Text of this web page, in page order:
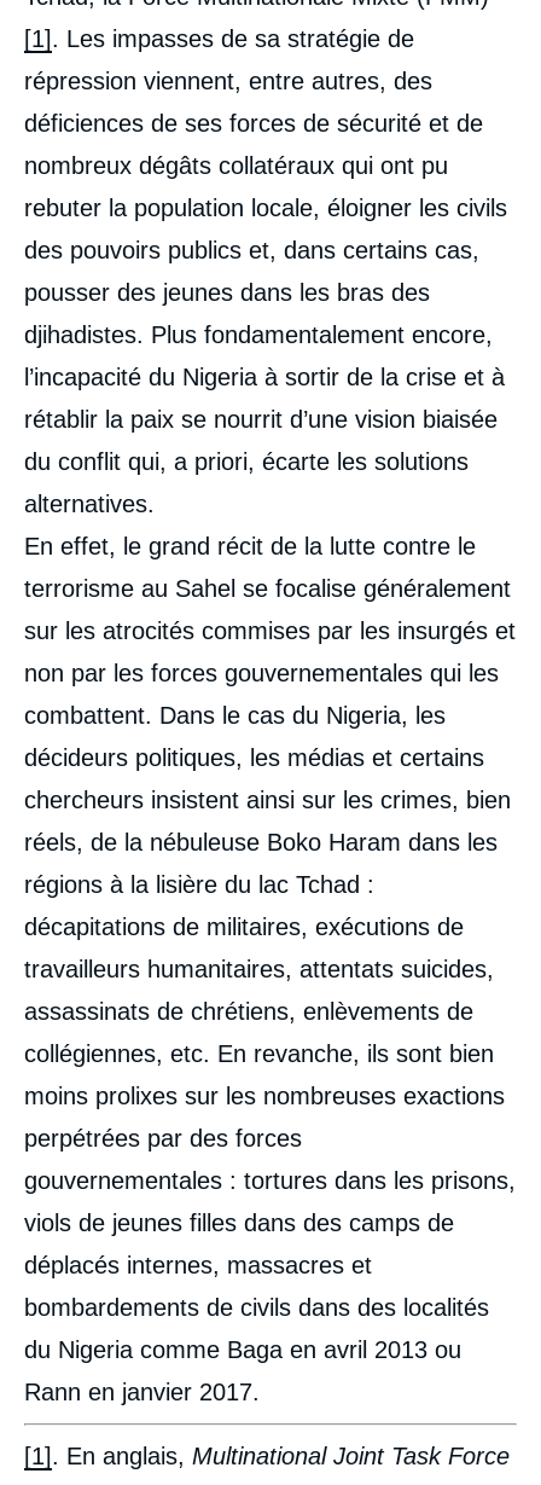
[1]. Les impasses de sa stratégie de
répression viennent, entre autres, des
déficiences de ses forces de sécurité et de
nombreux dégâts collatéraux qui ont pu
rebuter la population locale, éloigner les civils
des pouvoirs publics et, dans certains cas,
pousser des jeunes dans les bras des
djihadistes. Plus fondamentalement encore,
l’incapacité du Nigeria à sortir de la crise et à
rétablir la paix se nourrit d’une vision biaisée
du conflit qui, a priori, écarte les solutions
alternatives.
En effet, le grand récit de la lutte contre le
terrorisme au Sahel se focalise généralement
sur les atrocités commises par les insurgés et
non par les forces gouvernementales qui les
combattent. Dans le cas du Nigeria, les
décideurs politiques, les médias et certains
chercheurs insistent ainsi sur les crimes, bien
réels, de la nébuleuse Boko Haram dans les
régions à la lisière du lac Tchad :
décapitations de militaires, exécutions de
travailleurs humanitaires, attentats suicides,
assassinats de chrétiens, enlèvements de
collégiennes, etc. En revanche, ils sont bien
moins prolixes sur les nombreuses exactions
perpétrées par des forces
gouvernementales : tortures dans les prisons,
viols de jeunes filles dans des camps de
déplacés internes, massacres et
bombardements de civils dans des localités
du Nigeria comme Baga en avril 2013 ou
Rann en janvier 2017.
[1]. En anglais, Multinational Joint Task Force
Image
couverture
de
la